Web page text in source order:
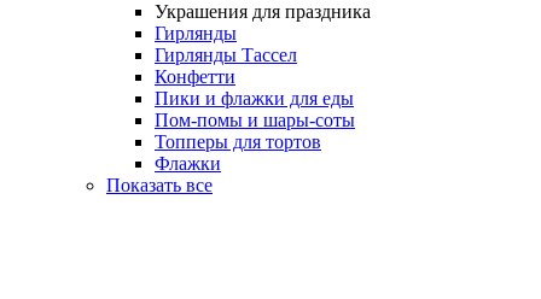
Украшения для праздника
Гирлянды
Гирлянды Тассел
Конфетти
Пики и флажки для еды
Пом-помы и шары-соты
Топперы для тортов
Флажки
Показать все